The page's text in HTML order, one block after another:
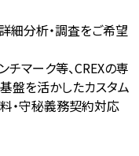
細分析・調査をご希望
マーク等、CREXの専
盤を活かしたカスタム
・守秘義務契約対応